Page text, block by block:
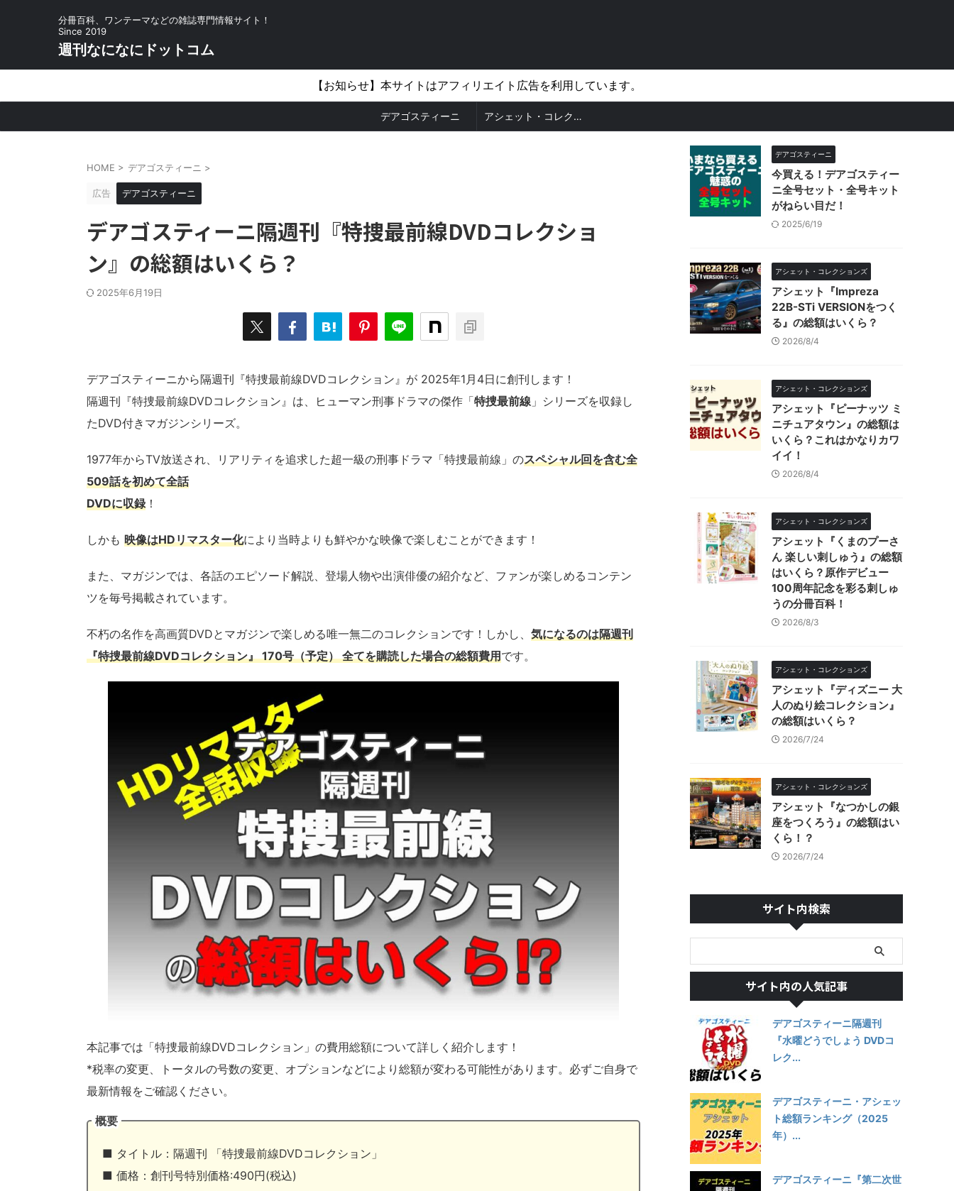
分冊百科、ワンテーマなどの雑誌専門情報サイト！
Since 2019
週刊なになにドットコム
【お知らせ】本サイトはアフィリエイト広告を利用しています。
デアゴスティーニ アシェット・コレクションズ
HOME > デアゴスティーニ >
広告 デアゴスティーニ
デアゴスティーニ隔週刊『特捜最前線DVDコレクショ
ン』の総額はいくら？
2025年6月19日
デアゴスティーニから隔週刊『特捜最前線DVDコレクション』が 2025年1月4日に創刊します！
隔週刊『特捜最前線DVDコレクション』は、ヒューマン刑事ドラマの傑作「特捜最前線 」シリーズを収録し
たDVD付きマガジンシリーズ。
1977年からTV放送され、リアリティを追求した超一級の刑事ドラマ「特捜最前線」のスペシャル回を含む全
509話を初めて全話
DVDに収録！
しかも 映像はHDリマスター化により当時よりも鮮やかな映像で楽しむことができます！
また、マガジンでは、各話のエピソード解説、登場人物や出演俳優の紹介など、ファンが楽しめるコンテン
ツを毎号掲載されています。
不朽の名作を高画質DVDとマガジンで楽しめる唯一無二のコレクションです！しかし、 気になるのは隔週刊
『特捜最前線DVDコレクション』 170号（予定） 全てを購読した場合の総額費用です。
本記事では「特捜最前線DVDコレクション」の費用総額について詳しく紹介します！
*税率の変更、トータルの号数の変更、オプションなどにより総額が変わる可能性があります。必ずご自身で
最新情報をご確認ください。
概要
■ タイトル：隔週刊 「特捜最前線DVDコレクション」
■ 価格：創刊号特別価格:490円(税込)
デアゴスティーニ
今買える！デアゴスティー
ニ全号セット・全号キット
がねらい目だ！
2025/6/19
アシェット・コレクションズ
アシェット『Impreza
22B-STi VERSIONをつく
る』の総額はいくら？
2026/8/4
アシェット・コレクションズ
アシェット『ピーナッツ ミ
ニチュアタウン』の総額は
いくら？これはかなりカワ
イイ！
2026/8/4
アシェット・コレクションズ
アシェット『くまのプーさ
ん 楽しい刺しゅう』の総額
はいくら？原作デビュー
100周年記念を彩る刺しゅ
うの分冊百科！
2026/8/3
アシェット・コレクションズ
アシェット『ディズニー 大
人のぬり絵コレクション』
の総額はいくら？
2026/7/24
アシェット・コレクションズ
アシェット『なつかしの銀
座をつくろう』の総額はい
くら！？
2026/7/24
サイト内検索
サイト内の人気記事
デアゴスティーニ隔週刊
『水曜どうでしょう DVDコ
レク...
デアゴスティーニ・アシェッ
ト総額ランキング（2025
年）...
デアゴスティーニ『第二次世